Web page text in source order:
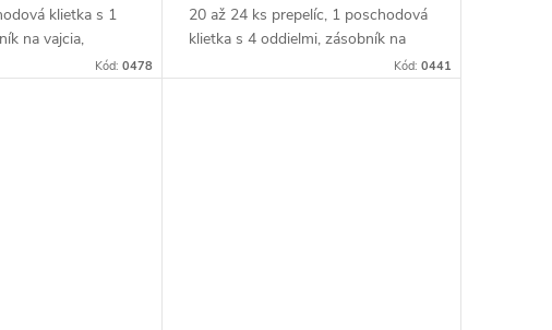
klietka s 1
na vajcia,
Kód: 0478
20 až 24 ks prepelíc, 1 poschodová
klietka s 4 oddielmi, zásobník na
vajcia, 104,5 x 58,5 x 40 cm. Pokiaľ
Kód: 0441